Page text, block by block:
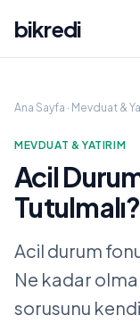
bikredi
Ana Sayfa · Mevduat &
MEVDUAT & YATIRIM
Acil
Tutulmalı?
Acil durum
Ne kadar
sorusunu